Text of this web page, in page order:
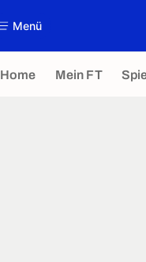
Menü
Home Mein FT